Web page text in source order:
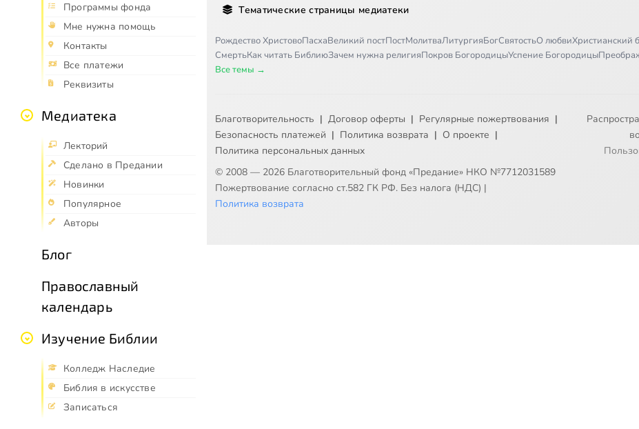
Программы фонда
Мне нужна помощь
Контакты
Все платежи
Реквизиты
Медиатека
Лекторий
Сделано в Предании
Новинки
Популярное
Авторы
Блог
Православный
календарь
Изучение Библии
Колледж Наследие
Библия в искусстве
Записаться
Тематические страницы медиатеки
Рождество ХристовоПасхаВеликий постПостМолитваЛитургияБогСвятостьО любвиХристианский
СмертьКак читать БиблиюЗачем нужна религияПокров БогородицыУспение Богородицы
Все темы →
Благотворительность | Договор оферты | Регулярные пожертвования |
Безопасность платежей | Политика возврата | О проекте |
Политика персональных данных
© 2008 — 2026 Благотворительный фонд «Предание» НКО №7712031589
Пожертвование согласно ст.582 ГК РФ. Без налога (НДС) |
Политика возврата